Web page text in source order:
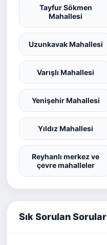
Tayfur Sökmen
Mahallesi
Uzunkavak Mahallesi
Varışlı Mahallesi
Yenişehir Mahallesi
Yıldız Mahallesi
Reyhanlı merkez ve
çevre mahalleler
Sık Sorulan Sorular